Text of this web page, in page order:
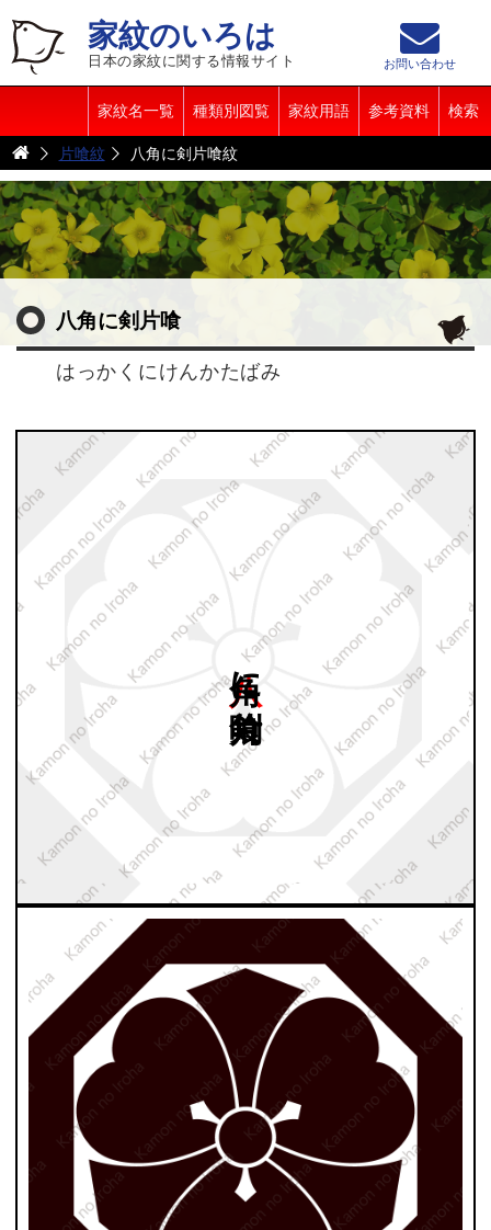
家紋のいろは
日本の家紋に関する情報サイト
家紋名一覧 種類別図覧 家紋用語 参考資料 検索
お問い合わせ
片喰紋 八角に剣片喰紋
八角に剣片喰
はっかくにけんかたばみ
剣片喰